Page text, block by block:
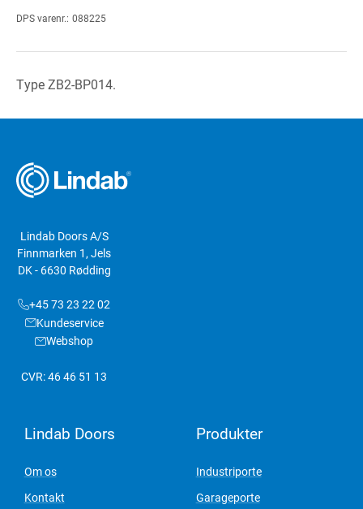
DPS varenr.: 088225
Type ZB2-BP014.
Lindab Doors A/S
Finnmarken 1, Jels
DK - 6630 Rødding
+45 73 23 22 02
Kundeservice
Webshop
CVR: 46 46 51 13
Lindab Doors
Om os
Kontakt
Produkter
Industriporte
Garageporte